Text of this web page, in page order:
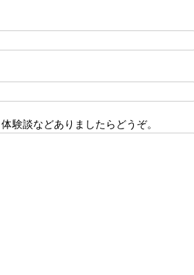
験談などありましたらどうぞ。